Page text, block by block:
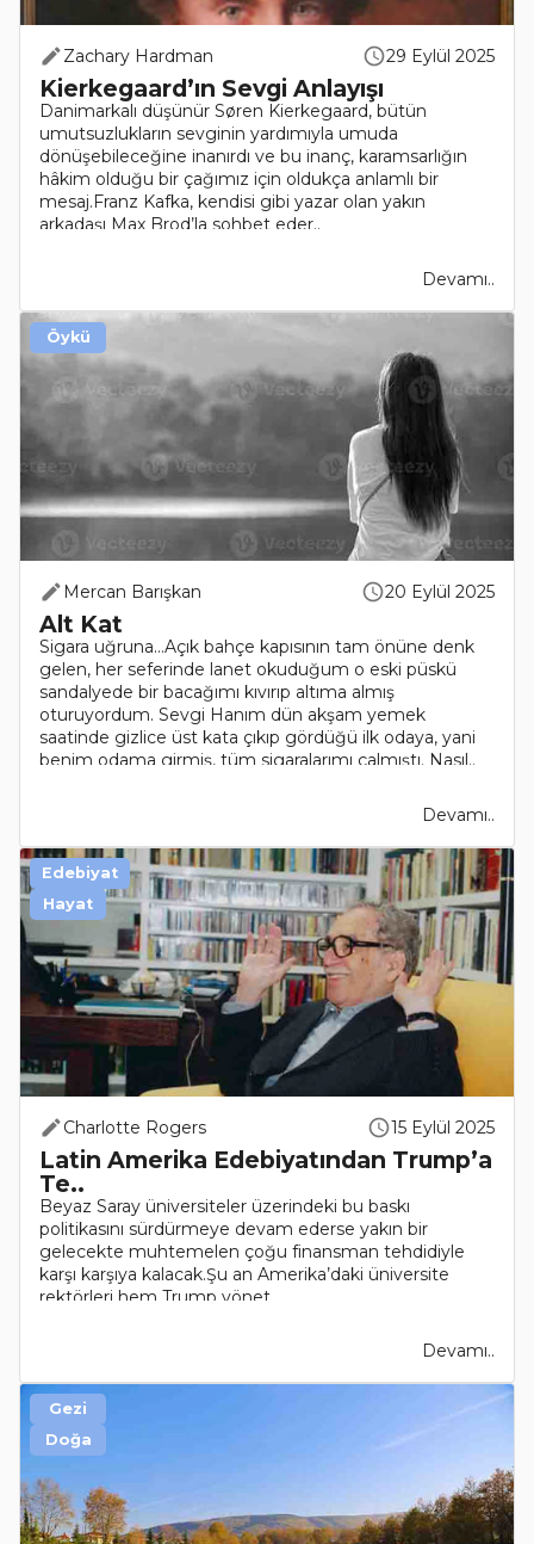
Zachary Hardman 29 Eylül 2025
Kierkegaard’ın Sevgi Anlayışı
Danimarkalı düşünür Søren Kierkegaard, bütün
umutsuzlukların sevginin yardımıyla umuda
dönüşebileceğine inanırdı ve bu inanç, karamsarlığın
hâkim olduğu bir çağımız için oldukça anlamlı bir
mesaj.Franz Kafka, kendisi gibi yazar olan yakın
arkadaşı Max Brod’la sohbet eder..
Devamı..
Mercan Barışkan 20 Eylül 2025
Alt Kat
Sigara uğruna…Açık bahçe kapısının tam önüne denk
gelen, her seferinde lanet okuduğum o eski püskü
sandalyede bir bacağımı kıvırıp altıma almış
oturuyordum. Sevgi Hanım dün akşam yemek
saatinde gizlice üst kata çıkıp gördüğü ilk odaya, yani
benim odama girmiş, tüm sigaralarımı çalmıştı. Nasıl..
Devamı..
Öykü
Charlotte Rogers 15 Eylül 2025
Latin Amerika Edebiyatından Trump’a
Te..
Beyaz Saray üniversiteler üzerindeki bu baskı
politikasını sürdürmeye devam ederse yakın bir
gelecekte muhtemelen çoğu finansman tehdidiyle
karşı karşıya kalacak.Şu an Amerika’daki üniversite
rektörleri hem Trump yönet..
Devamı..
Edebiyat
Hayat
Gezi
Doğa